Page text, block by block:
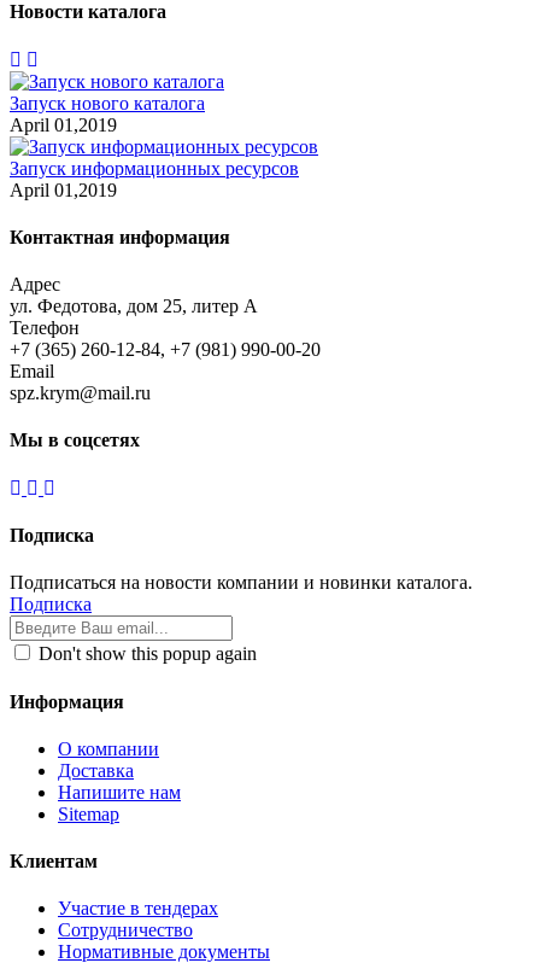
Новости каталога
Запуск нового каталога
April 01,2019
Запуск информационных ресурсов
April 01,2019
Контактная информация
Адрес
ул. Федотова, дом 25, литер А
Телефон
+7 (365) 260-12-84, +7 (981) 990-00-20
Email
spz.krym@mail.ru
Мы в соцсетях
Подписка
Подписаться на новости компании и новинки каталога.
Подписка
Don't show this popup again
Информация
О компании
Доставка
Напишите нам
Sitemap
Клиентам
Участие в тендерах
Сотрудничество
Нормативные документы